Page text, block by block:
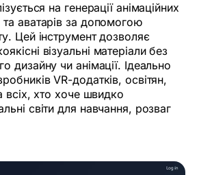
на генерації анімаційних
аватарів за допомогою
Цей інструмент дозволяє
візуальні матеріали без
дизайну чи анімації. Ідеально
VR-додатків, освітян,
всіх, хто хоче швидко
світи для навчання, розваг